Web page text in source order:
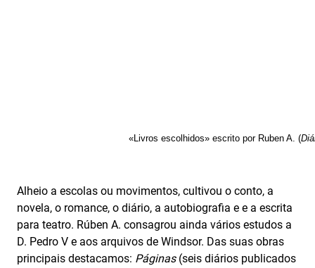
«Livros escolhidos» escrito por Ruben A. (
Alheio a escolas ou movimentos, cultivou o conto, a
novela, o romance, o diário, a autobiografia e e a escrita
para teatro. Rúben A. consagrou ainda vários estudos a
D. Pedro V e aos arquivos de Windsor. Das suas obras
principais destacamos: Páginas(seis diários publicados